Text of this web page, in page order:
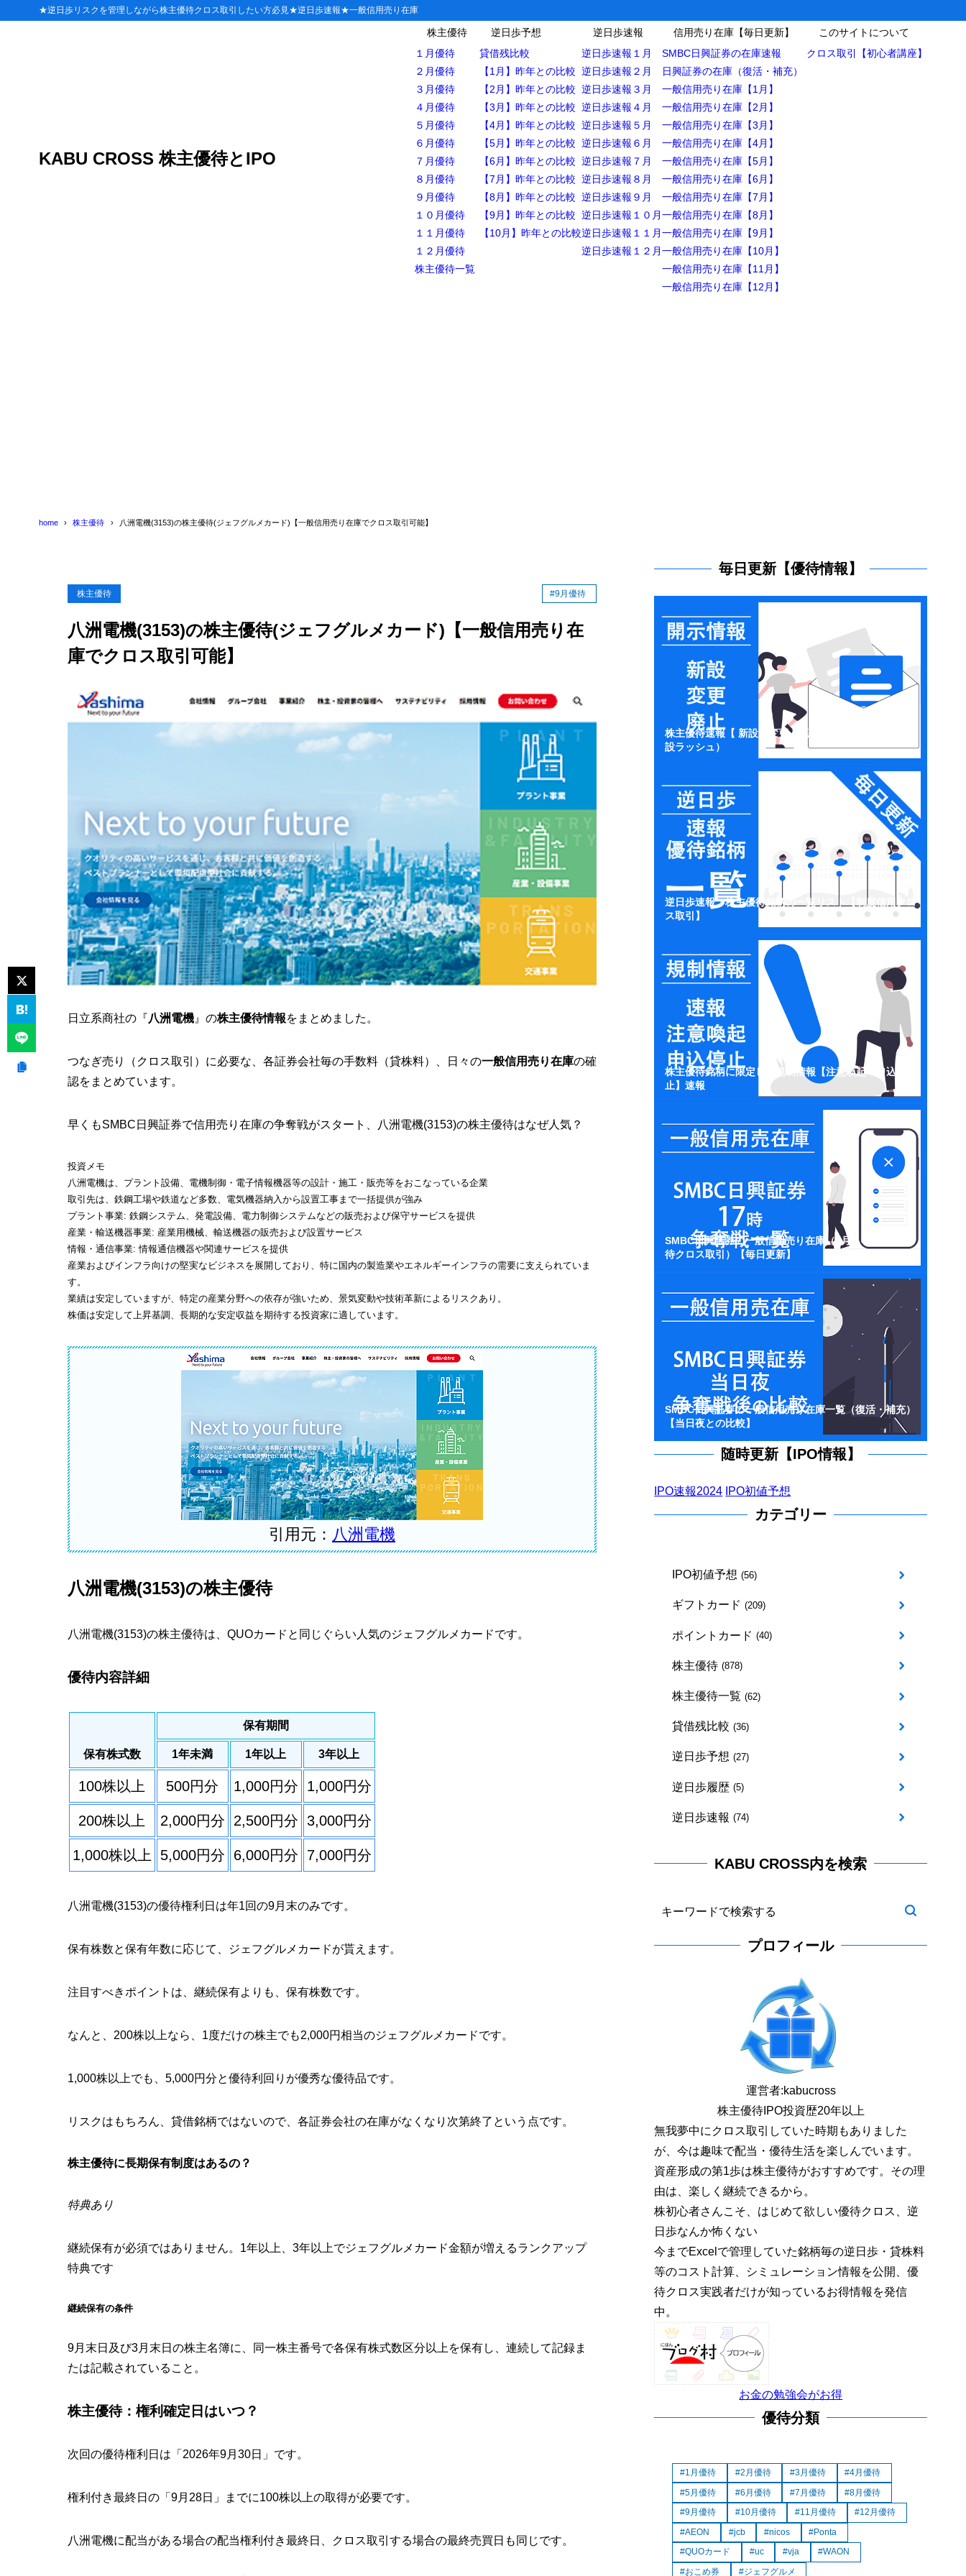
★逆日歩リスクを管理しながら株主優待クロス取引したい方必見★逆日歩速報★一般信用売り在庫
KABU CROSS 株主優待とIPO
株主優待
１月優待
２月優待
３月優待
４月優待
５月優待
６月優待
７月優待
８月優待
９月優待
１０月優待
１１月優待
１２月優待
株主優待一覧
逆日歩予想
貸借残比較
【1月】昨年との比較
【2月】昨年との比較
【3月】昨年との比較
【4月】昨年との比較
【5月】昨年との比較
【6月】昨年との比較
【7月】昨年との比較
【8月】昨年との比較
【9月】昨年との比較
【10月】昨年との比較
逆日歩速報
逆日歩速報１月
逆日歩速報２月
逆日歩速報３月
逆日歩速報４月
逆日歩速報５月
逆日歩速報６月
逆日歩速報７月
逆日歩速報８月
逆日歩速報９月
逆日歩速報１０月
逆日歩速報１１月
逆日歩速報１２月
信用売り在庫【毎日更新】
SMBC日興証券の在庫速報
日興証券の在庫（復活・補充）
一般信用売り在庫【1月】
一般信用売り在庫【2月】
一般信用売り在庫【3月】
一般信用売り在庫【4月】
一般信用売り在庫【5月】
一般信用売り在庫【6月】
一般信用売り在庫【7月】
一般信用売り在庫【8月】
一般信用売り在庫【9月】
一般信用売り在庫【10月】
一般信用売り在庫【11月】
一般信用売り在庫【12月】
このサイトについて
クロス取引【初心者講座】
home 株主優待 八洲電機(3153)の株主優待(ジェフグルメカード)【一般信用売り在庫でクロス取引可能】
株主優待 #9月優待
八洲電機(3153)の株主優待(ジェフグルメカード)【一般信用売り在
庫でクロス取引可能】
日立系商社の『八洲電機』の株主優待情報をまとめました。
つなぎ売り（ クロス取引 ）に必要な、 各証券会社毎の手数料（貸株料）、日々の一般信用売り在庫の確
認をまとめています。
早くもSMBC日興証券で信用売り在庫の争奪戦がスタート、八洲電機(3153)の株主優待はなぜ人気？
投資メモ
八洲電機は、プラント設備、電機制御・電子情報機器等の設計・施工・販売等をおこなっている企業
取引先は、鉄鋼工場や鉄道など多数、電気機器納入から設置工事まで一括提供が強み
プラント事業: 鉄鋼システム、発電設備、電力制御システムなどの販売および保守サービスを提供
産業・輸送機器事業: 産業用機械、輸送機器の販売および設置サービス
情報・通信事業: 情報通信機器や関連サービスを提供
産業およびインフラ向けの堅実なビジネスを展開しており、特に国内の製造業やエネルギーインフラの需要に支えられていま
す。
業績は安定していますが、特定の産業分野への依存が強いため、景気変動や技術革新によるリスクあり。
株価は安定して上昇基調、長期的な安定収益を期待する投資家に適しています。
引用元： 八洲電機
八洲電機(3153)の株主優待
八洲電機(3153)の株主優待は、QUOカードと同じぐらい人気のジェフグルメカードです。
優待内容詳細
保有株式数
保有期間
1年未満 1年以上 3年以上
100株以上 500円分 1,000円分 1,000円分
200株以上 2,000円分 2,500円分 3,000円分
1,000株以上 5,000円分 6,000円分 7,000円分
八洲電機(3153)の優待権利日は年1回の9月末のみです。
保有株数と保有年数に応じて、ジェフグルメカードが貰えます。
注目すべきポイントは、継続保有よりも、保有株数です。
なんと、200株以上なら、1度だけの株主でも2,000円相当のジェフグルメカードです。
1,000株以上でも、5,000円分と優待利回りが優秀な優待品です。
リスクはもちろん、貸借銘柄ではないので、各証券会社の在庫がなくなり次第終了という点です。
株主優待に長期保有制度はあるの？
特典あり
継続保有が必須ではありません。1年以上、3年以上でジェフグルメカード金額が増えるランクアップ
特典です
継続保有の条件
9月末日及び3月末日の株主名簿に、同一株主番号で各保有株式数区分以上を保有し、連続して記録ま
たは記載されていること。
株主優待：権利確定日はいつ？
次回の優待権利日は「2026年9月30日」です。
権利付き最終日の「9月28日」までに100株以上の取得が必要です。
八洲電機に配当がある場合の配当権利付き最終日、クロス取引する場合の最終売買日も同じです。
毎日更新【優待情報】
株主優待速報【 新設・変更・廃止】開示情報一覧（新
設ラッシュ）
逆日歩速報：株主優待銘柄の一覧リスト【制度信用クロ
ス取引】
株主優待銘柄に限定した規制情報【注意喚起・申込停
止】速報
SMBC日興証券の一般信用売り在庫（3月・4月・5月優
待クロス取引）【毎日更新】
SMBC日興証券の一般信用売り在庫一覧（復活・補充）
【当日夜との比較】
随時更新【IPO情報】
IPO速報2024 IPO初値予想
カテゴリー
IPO初値予想 (56)
ギフトカード (209)
ポイントカード (40)
株主優待 (878)
株主優待一覧 (62)
貸借残比較 (36)
逆日歩予想 (27)
逆日歩履歴 (5)
逆日歩速報 (74)
KABU CROSS内を検索
プロフィール
運営者:kabucross
株主優待IPO投資歴20年以上
無我夢中にクロス取引していた時期もありました
が、今は趣味で配当・優待生活を楽しんでいます。
資産形成の第1歩は株主優待がおすすめです。その理
由は、楽しく継続できるから。
株初心者さんこそ、はじめて欲しい優待クロス、逆
日歩なんか怖くない
今までExcelで管理していた銘柄毎の逆日歩・貸株料
等のコスト計算、シミュレーション情報を公開、優
待クロス実践者だけが知っているお得情報を発信
中。
お金の勉強会がお得
優待分類
1月優待 2月優待 3月優待
4月優待
5月優待
6月優待 7月優待
8月優待
9月優待
10月優待 11月優待
12月優待
AEON
jcb nicos
Ponta
QUOカード
uc vja
WAON
おこめ券
ジェフグルメ
1.1.1
八洲電機の優待が貰える直近の株主優待権利日
優待権利確定日:2026年9月30日